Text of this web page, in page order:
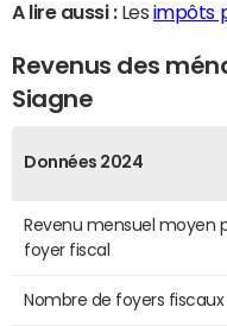
A lire aussi :Les impôts
Revenus des
Siagne
Données 2024
Revenu mensuel moyen
foyer fiscal
Nombre de foyers fiscaux